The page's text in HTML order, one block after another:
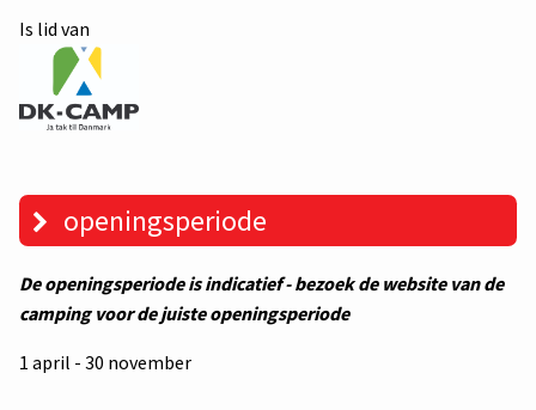
Is lid van
openingsperiode
De openingsperiode is indicatief - bezoek de website van de
camping voor de juiste openingsperiode
1 april - 30 november